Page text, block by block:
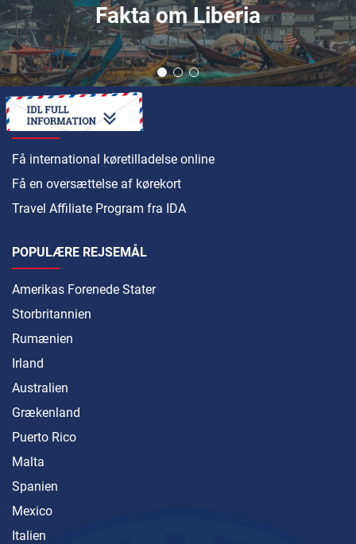
Fakta om Liberia
SÅDAN
Få international køretilladelse online
Få en oversættelse af kørekort
Travel Affiliate Program fra IDA
POPULÆRE REJSEMÅL
Amerikas Forenede Stater
Storbritannien
Rumænien
Irland
Australien
Grækenland
Puerto Rico
Malta
Spanien
Mexico
Italien